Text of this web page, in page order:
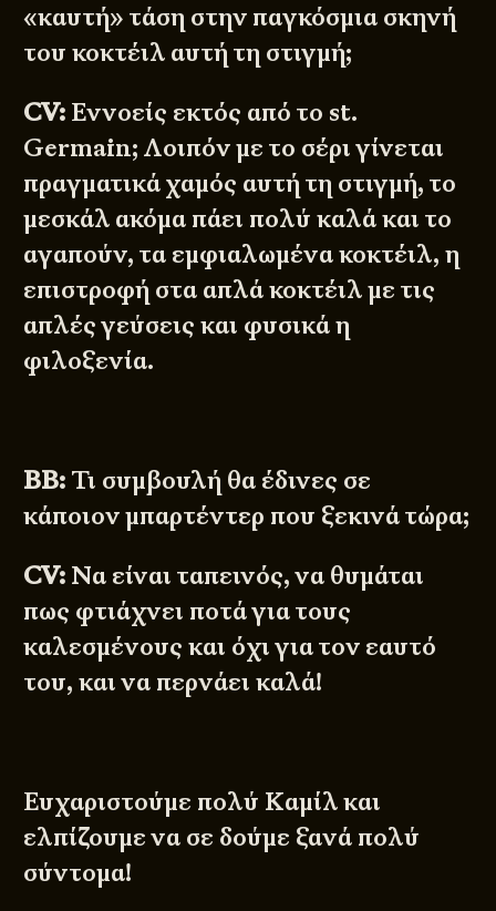
«καυτή» τάση στην παγκόσμια σκηνή
του κοκτέιλ αυτή τη στιγμή;
CV: Εννοείς εκτός από το st.
Germain; Λοιπόν με το σέρι γίνεται
πραγματικά χαμός αυτή τη στιγμή, το
μεσκάλ ακόμα πάει πολύ καλά και το
αγαπούν, τα εμφιαλωμένα κοκτέιλ, η
επιστροφή στα απλά κοκτέιλ με τις
απλές γεύσεις και φυσικά η
φιλοξενία.
BB: Τι συμβουλή θα έδινες σε
κάποιον μπαρτέντερ που ξεκινά τώρα;
CV: Να είναι ταπεινός, να θυμάται
πως φτιάχνει ποτά για τους
καλεσμένους και όχι για τον εαυτό
του, και να περνάει καλά!
Ευχαριστούμε πολύ Καμίλ και
ελπίζουμε να σε δούμε ξανά πολύ
σύντομα!